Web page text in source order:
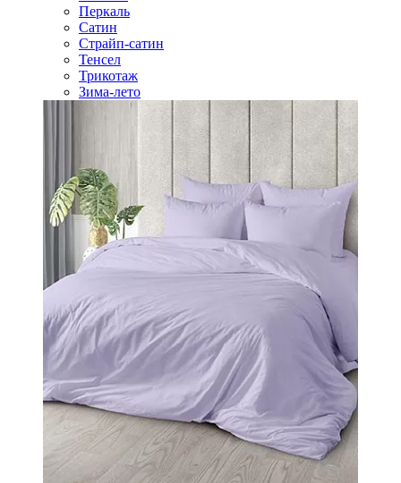
Перкаль
Сатин
Страйп-сатин
Тенсел
Трикотаж
Зима-лето